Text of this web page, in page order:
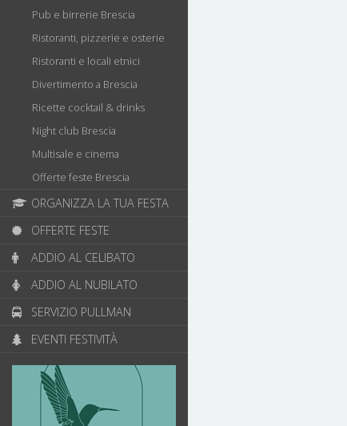
Pub e birrerie Brescia
Ristoranti, pizzerie e osterie
Ristoranti e locali etnici
Divertimento a Brescia
Ricette cocktail & drinks
Night club Brescia
Multisale e cinema
Offerte feste Brescia
ORGANIZZA LA TUA FESTA
OFFERTE FESTE
ADDIO AL CELIBATO
ADDIO AL NUBILATO
SERVIZIO PULLMAN
EVENTI FESTIVITÀ